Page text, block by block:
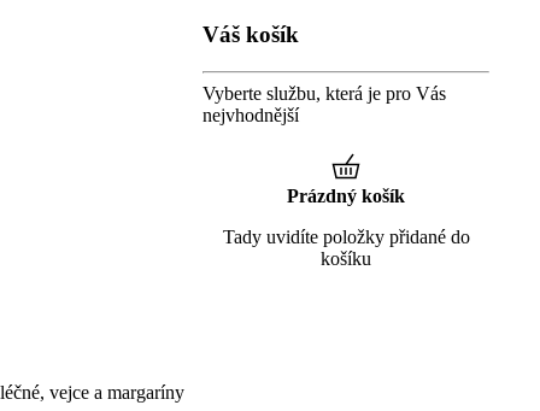
vejce a margaríny
Váš košík
Vyberte službu, která je pro Vás
nejvhodnější
Prázdný košík
Tady uvidíte položky přidané do
košíku